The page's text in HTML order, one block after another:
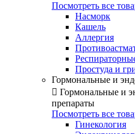
Посмотреть все
Насморк
Кашель
Аллергия
Простуда и
Гормональные и
 Гормональные и
препараты
Посмотреть все
Гинекология